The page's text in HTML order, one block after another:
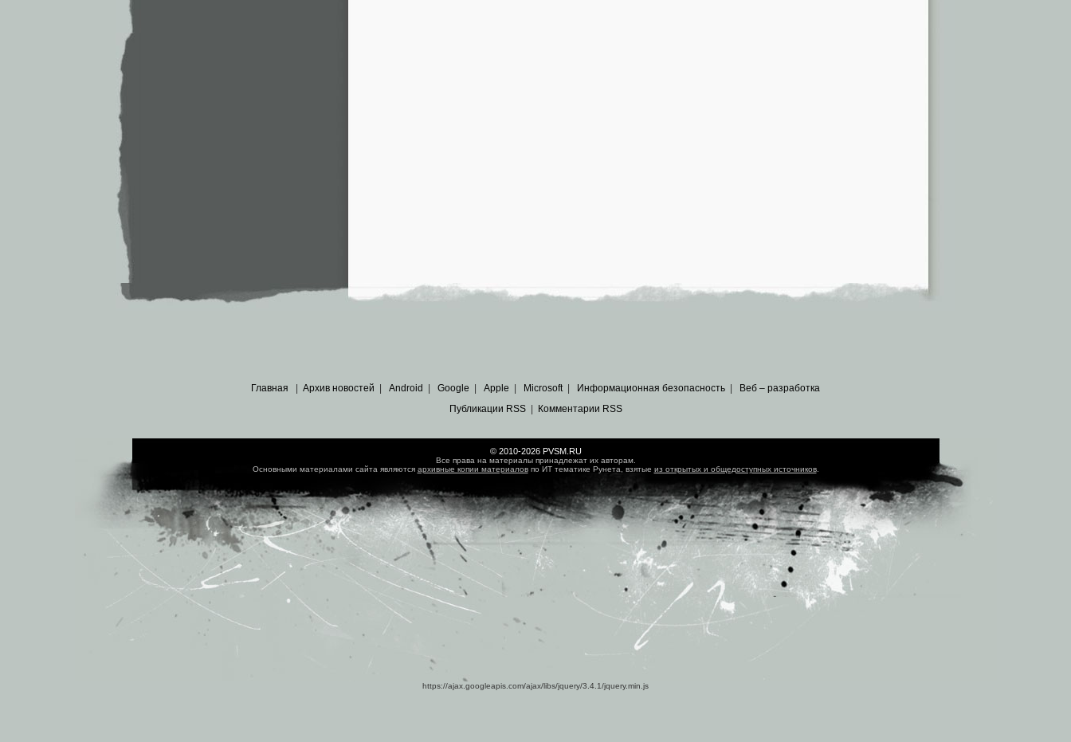
Главная Архив новостей Android Google Apple Microsoft| Информационная безопасность
Веб – разработка
Публикации RSS| Комментарии RSS
© 2010-2026 PVSM.RU
Все права на материалы принадлежат их авторам.
Основными материалами сайта являются архивные копии материаловпо ИТ тематике Рунета, взятые из открытых и общедоступных источников.
https://ajax.googleapis.com/ajax/libs/jquery/3.4.1/jquery.min.js